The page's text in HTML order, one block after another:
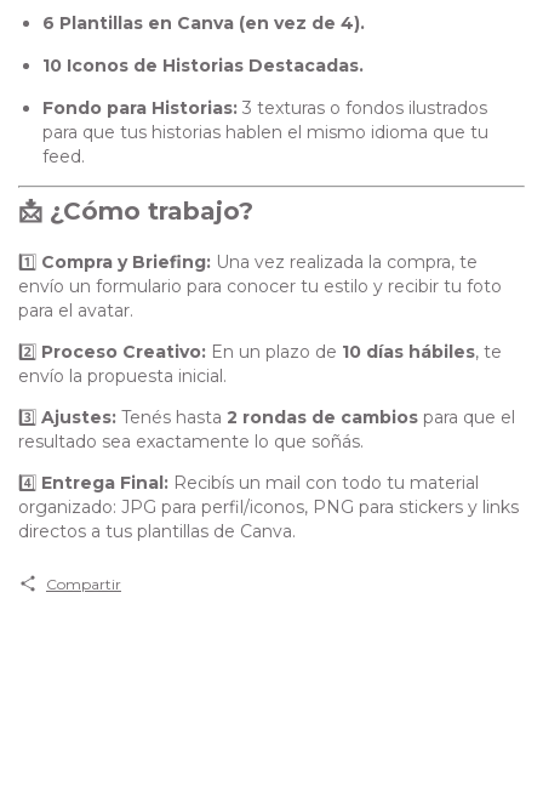
6 Plantillas en Canva (en vez de 4).
10 Iconos de Historias Destacadas.
Fondo para Historias: 3 texturas o fondos ilustrados
para que tus historias hablen el mismo idioma que tu
feed.
📩 ¿Cómo trabajo?
1️⃣ Compra y Briefing: Una vez realizada la compra, te
envío un formulario para conocer tu estilo y recibir tu foto
para el avatar.
2️⃣ Proceso Creativo: En un plazo de 10 días hábiles, te
envío la propuesta inicial.
3️⃣ Ajustes: Tenés hasta 2 rondas de cambios para que el
resultado sea exactamente lo que soñás.
4️⃣ Entrega Final: Recibís un mail con todo tu material
organizado: JPG para perfil/iconos, PNG para stickers y links
directos a tus plantillas de Canva.
Compartir